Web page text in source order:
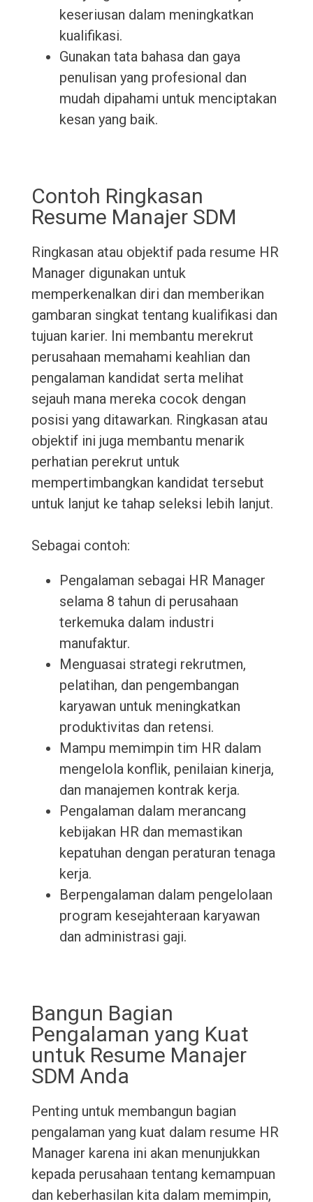
keseriusan dalam meningkatkan
kualifikasi.
Gunakan tata bahasa dan gaya
penulisan yang profesional dan
mudah dipahami untuk menciptakan
kesan yang baik.
Contoh Ringkasan
Resume Manajer SDM
Ringkasan atau objektif pada resume HR
Manager digunakan untuk
memperkenalkan diri dan memberikan
gambaran singkat tentang kualifikasi dan
tujuan karier. Ini membantu merekrut
perusahaan memahami keahlian dan
pengalaman kandidat serta melihat
sejauh mana mereka cocok dengan
posisi yang ditawarkan. Ringkasan atau
objektif ini juga membantu menarik
perhatian perekrut untuk
mempertimbangkan kandidat tersebut
untuk lanjut ke tahap seleksi lebih lanjut.
Sebagai contoh:
Pengalaman sebagai HR Manager
selama 8 tahun di perusahaan
terkemuka dalam industri
manufaktur.
Menguasai strategi rekrutmen,
pelatihan, dan pengembangan
karyawan untuk meningkatkan
produktivitas dan retensi.
Mampu memimpin tim HR dalam
mengelola konflik, penilaian kinerja,
dan manajemen kontrak kerja.
Pengalaman dalam merancang
kebijakan HR dan memastikan
kepatuhan dengan peraturan tenaga
kerja.
Berpengalaman dalam pengelolaan
program kesejahteraan karyawan
dan administrasi gaji.
Bangun Bagian
Pengalaman yang Kuat
untuk Resume Manajer
SDM Anda
Penting untuk membangun bagian
pengalaman yang kuat dalam resume HR
Manager karena ini akan menunjukkan
kepada perusahaan tentang kemampuan
dan keberhasilan kita dalam memimpin,